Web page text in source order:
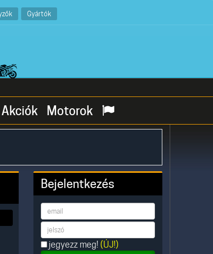
Gyártók
Akciók Motorok
Bejelentkezés
jegyezz meg! (ÚJ!)